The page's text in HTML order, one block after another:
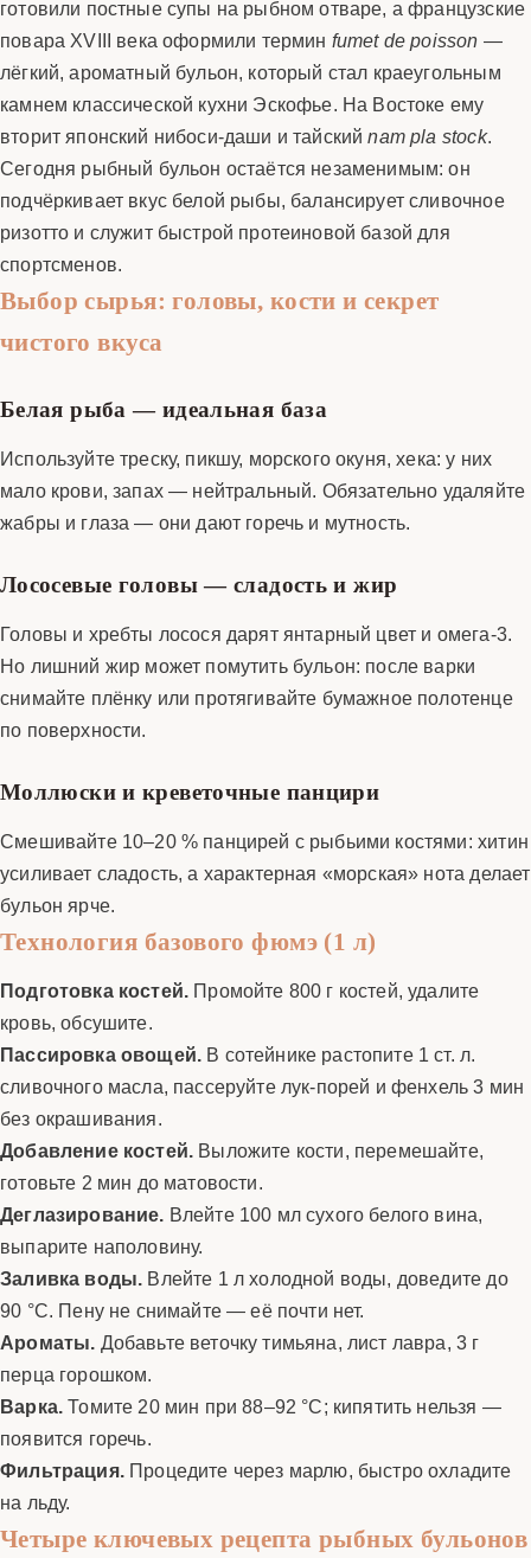
готовили постные супы на рыбном отваре, а французские
повара XVIII века оформили термин fumet de poisson —
лёгкий, ароматный бульон, который стал краеугольным
камнем классической кухни Эскофье. На Востоке ему
вторит японский нибоси-даши и тайскийnam pla stock.
Сегодня рыбный бульон остаётся незаменимым: он
подчёркивает вкус белой рыбы, балансирует сливочное
ризотто и служит быстрой протеиновой базой для
спортсменов.
Выбор сырья: головы, кости и секрет
чистого вкуса
Белая рыба — идеальная база
Используйте треску, пикшу, морского окуня, хека: у них
мало крови, запах — нейтральный. Обязательно удаляйте
жабры и глаза — они дают горечь и мутность.
Лососевые головы — сладость и жир
Головы и хребты лосося дарят янтарный цвет и омега-3.
Но лишний жир может помутить бульон: после варки
снимайте плёнку или протягивайте бумажное полотенце
по поверхности.
Моллюски и креветочные панцири
Смешивайте 10–20 % панцирей с рыбьими костями: хитин
усиливает сладость, а характерная «морская» нота делает
бульон ярче.
Технология базового фюмэ (1 л)
Подготовка костей. Промойте 800 г костей, удалите
кровь, обсушите.
Пассировка овощей. В сотейнике растопите 1 ст. л.
сливочного масла, пассеруйте лук-порей и фенхель 3 мин
без окрашивания.
Добавление костей. Выложите кости, перемешайте,
готовьте 2 мин до матовости.
Деглазирование. Влейте 100 мл сухого белого вина,
выпарите наполовину.
Заливка воды. Влейте 1 л холодной воды, доведите до
90 °C. Пену не снимайте — её почти нет.
Ароматы. Добавьте веточку тимьяна, лист лавра, 3 г
перца горошком.
Варка.Томите 20 мин при 88–92 °C; кипятить нельзя —
появится горечь.
Фильтрация.Процедите через марлю, быстро охладите
на льду.
Четыре ключевых рецепта рыбных бульонов